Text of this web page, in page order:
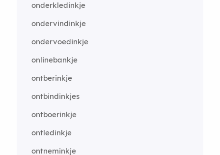
onderkledinkje
ondervindinkje
ondervoedinkje
onlinebankje
ontberinkje
ontbindinkjes
ontboerinkje
ontledinkje
ontneminkje